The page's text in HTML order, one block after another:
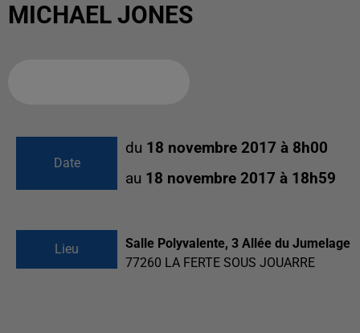
MICHAEL JONES
Date
du 18 novembre 2017 à 8h00
au 18 novembre 2017 à 18h59
Lieu
Salle Polyvalente, 3 Allée du Jumelage
77260 LA FERTE SOUS JOUARRE